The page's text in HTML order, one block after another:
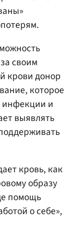
своим
крови донор
которое
инфекции и
выявлять
кровь, как
образу
помощь
о себе»,